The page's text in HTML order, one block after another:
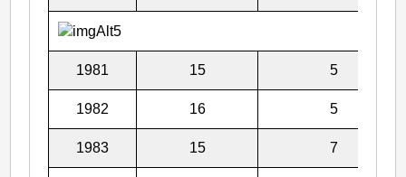
1981 15 5
1982 16 5
1983 15 7